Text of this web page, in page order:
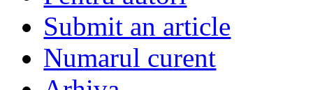
Submit an article
Numarul curent